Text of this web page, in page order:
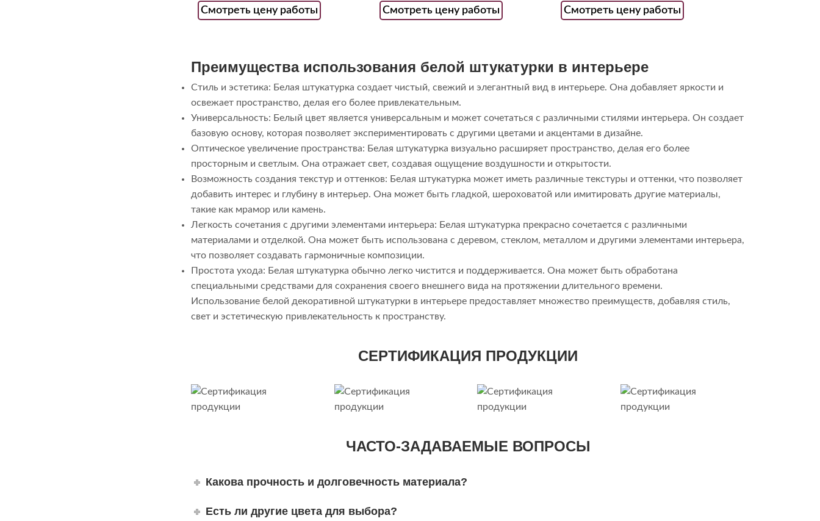
Смотреть цену работы Смотреть цену работы Смотреть цену работы
Преимущества использования белой штукатурки в интерьере
Стиль и эстетика: Белая штукатурка создает чистый, свежий и элегантный вид в интерьере. Она добавляет яркости и
освежает пространство, делая его более привлекательным.
Универсальность: Белый цвет является универсальным и может сочетаться с различными стилями интерьера. Он создает
базовую основу, которая позволяет экспериментировать с другими цветами и акцентами в дизайне.
Оптическое увеличение пространства: Белая штукатурка визуально расширяет пространство, делая его более
просторным и светлым. Она отражает свет, создавая ощущение воздушности и открытости.
Возможность создания текстур и оттенков: Белая штукатурка может иметь различные текстуры и оттенки, что позволяет
добавить интерес и глубину в интерьер. Она может быть гладкой, шероховатой или имитировать другие материалы,
такие как мрамор или камень.
Легкость сочетания с другими элементами интерьера: Белая штукатурка прекрасно сочетается с различными
материалами и отделкой. Она может быть использована с деревом, стеклом, металлом и другими элементами интерьера,
что позволяет создавать гармоничные композиции.
Простота ухода: Белая штукатурка обычно легко чистится и поддерживается. Она может быть обработана
специальными средствами для сохранения своего внешнего вида на протяжении длительного времени.
Использование белой декоративной штукатурки в интерьере предоставляет множество преимуществ, добавляя стиль,
свет и эстетическую привлекательность к пространству.
СЕРТИФИКАЦИЯ ПРОДУКЦИИ
ЧАСТО-ЗАДАВАЕМЫЕ ВОПРОСЫ
Какова прочность и долговечность материала?
Есть ли другие цвета для выбора?